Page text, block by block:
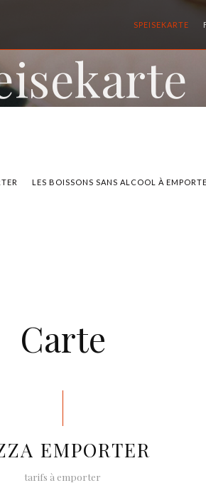
SPEISEKARTE
LES BOISSONS SANS ALCOOL À
Carte
EMPORTER
tarifs à emporter